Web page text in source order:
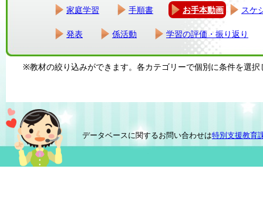
家庭学習 手順書 お手本動画 スケ
発表 係活動 学習の評価・振り返り
※教材の絞り込みができます。各カテゴリーで個別に条件を選択
データベースに関するお問い合わせは特別支援教育